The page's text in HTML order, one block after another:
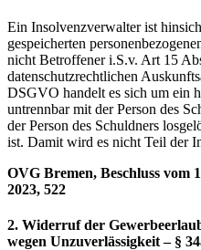
Ein Insolvenzverwalter ist
gespeicherten
nicht Betroffener i.S.v. Art 15
datenschutzrechtlichen
DSGVO handelt es sich um ein
untrennbar mit der Person des
der Person des Schuldners
ist. Damit wird es nicht Teil der
OVG Bremen, Beschluss vom
2023, 522
2. Widerruf der
wegen Unzuverlässigkeit – §